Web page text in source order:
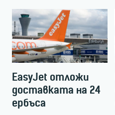
EasyJet отложи
доставката на 24
ербъса